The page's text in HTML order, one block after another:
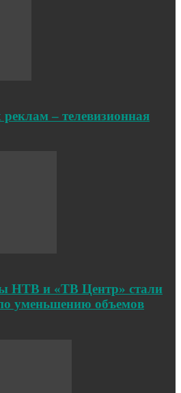
реклам – телевизионная
НТВ и «ТВ Центр» стали
уменьшению объемов